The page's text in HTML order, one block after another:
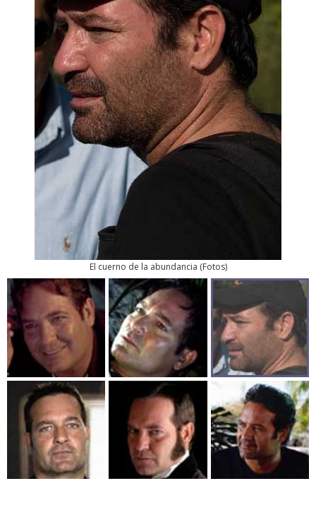
El cuerno de la abundancia (Fotos)